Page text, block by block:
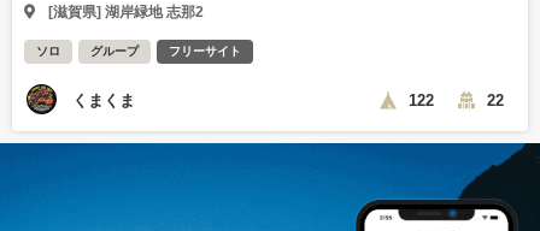
[滋賀県] 湖岸緑地 志那2
ソロ グループ フリーサイト
くまくま 122 22